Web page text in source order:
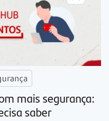
mais segurança:
saber